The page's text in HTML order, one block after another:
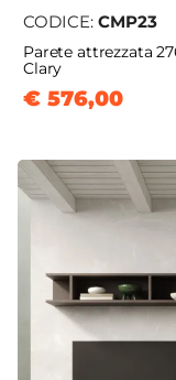
CODICE: CMP23
Parete attrezzata
Clary
€ 576,00